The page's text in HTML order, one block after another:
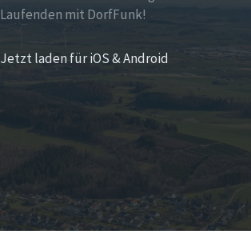
Laufenden mit DorfFunk!
Jetzt laden für iOS & Android